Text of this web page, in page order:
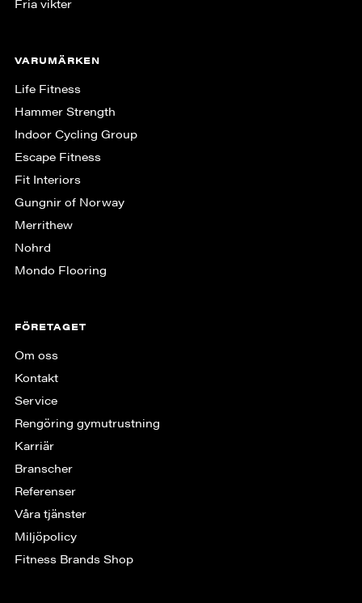
Fria vikter
VARUMÄRKEN
Life Fitness
Hammer Strength
Indoor Cycling Group
Escape Fitness
Fit Interiors
Gungnir of Norway
Merrithew
Nohrd
Mondo Flooring
FÖRETAGET
Om oss
Kontakt
Service
Rengöring gymutrustning
Karriär
Branscher
Referenser
Våra tjänster
Miljöpolicy
Fitness Brands Shop